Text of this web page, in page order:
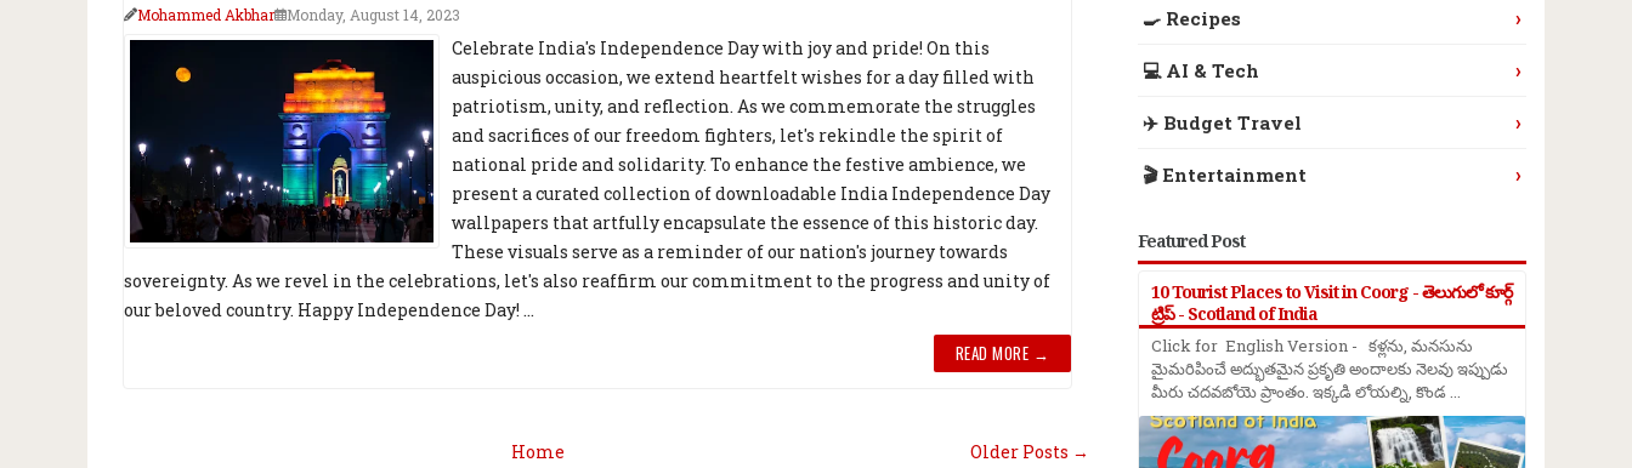
Mohammed Akbhar Monday, August 14, 2023
Celebrate India's Independence Day with joy and pride! On this
auspicious occasion, we extend heartfelt wishes for a day filled with
patriotism, unity, and reflection. As we commemorate the struggles
and sacrifices of our freedom fighters, let's rekindle the spirit of
national pride and solidarity. To enhance the festive ambience, we
present a curated collection of downloadable India Independence Day
wallpapers that artfully encapsulate the essence of this historic day.
These visuals serve as a reminder of our nation's journey towards
sovereignty. As we revel in the celebrations, let's also reaffirm our commitment to the progress and unity of
our beloved country. Happy Independence Day! ...
READ MORE →
Older Posts →
Home
🍳 Recipes ›
💻 AI & Tech ›
✈️ Budget Travel ›
🎬 Entertainment ›
Featured Post
10 Tourist Places to Visit in Coorg - తెలుగులో కూర్గ్
ట్రిప్ - Scotland of India
Click for English Version - కళ్లను, మనసును
మైమరిపించే అద్భుతమైన ప్రకృతి అందాలకు నెలవు ఇప్పుడు
మీరు చదవబోయె ప్రాంతం. ఇక్కడి లోయల్ని, కొండ ...